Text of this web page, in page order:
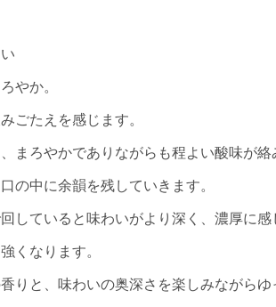
やか。
ごたえを感じます。
まろやかでありながらも程よい酸味が絡
の中に余韻を残していきます。
していると味わいがより深く、濃厚に感
くなります。
りと、味わいの奥深さを楽しみながらゆ